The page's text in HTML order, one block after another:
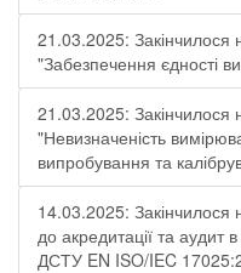
21.03.2025: Закінчилося
"Забезпечення єдності
21.03.2025: Закінчилося
"Невизначеність
випробування та
14.03.2025: Закінчилося
до акредитації та аудит
ДСТУ EN ISO/IEC